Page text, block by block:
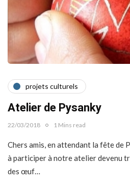
projets culturels
Atelier de Pysanky
22/03/2018 1 Mins read
Chers amis, en attendant la fête de
à participer à notre atelier devenu
des œuf…